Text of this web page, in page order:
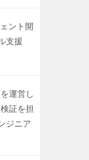
ント開
支援
運営し
証を担
ジニア